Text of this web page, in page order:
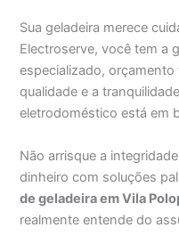
Sua geladeira merece
Electroserve, você tem a
especializado,
qualidade e a
eletrodoméstico está em
Não arrisque a
dinheiro com soluções
de geladeira em Vila
realmente entende do